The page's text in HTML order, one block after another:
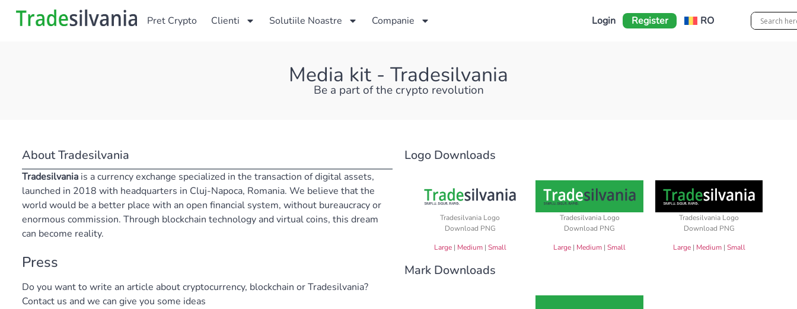
Pret Crypto Clienti Solutiile Noastre Companie Login Register RO
Media kit - Tradesilvania
Be a part of the crypto revolution
About Tradesilvania
Tradesilvania is a currency exchange specialized in the transaction of digital assets,
launched in 2018 with headquarters in Cluj-Napoca, Romania. We believe that the
world would be a better place with an open financial system, without bureaucracy or
enormous commission. Through blockchain technology and virtual coins, this dream
can become reality.
Press
Do you want to write an article about cryptocurrency, blockchain or Tradesilvania?
Contact us and we can give you some ideas
Logo Downloads
Tradesilvania Logo
Download PNG
Large| Medium| Small
Tradesilvania Logo
Download PNG
Large | Medium |Small
Tradesilvania Logo
Download PNG
Large| Medium| Small
Mark Downloads